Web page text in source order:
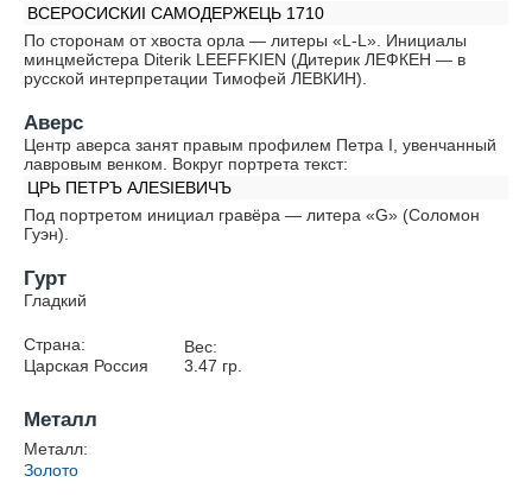
ВСЕРОСИСКИI САМОДЕРЖЕЦЬ 1710
По сторонам от хвоста орла — литеры «L-L». Инициалы
минцмейстера Diterik LEEFFKIEN (Дитерик ЛЕФКЕН — в
русской интерпретации Тимофей ЛЕВКИН).
Аверс
Центр аверса занят правым профилем Петра I, увенчанный
лавровым венком. Вокруг портрета текст:
ЦРЬ ПЕТРЪ АЛЕSIЕВИЧЪ
Под портретом инициал гравёра — литера «G» (Соломон
Гуэн).
Гурт
Гладкий
Страна:
Царская Россия
Вес:
3.47 гр.
Металл
Металл:
Золото